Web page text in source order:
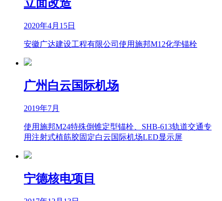
立面改造
2020年4月15日
安徽广达建设工程有限公司使用施邦M12化学锚栓
广州白云国际机场
2019年7月
使用施邦M24特殊倒锥定型锚栓、SHB-613轨道交通专
用注射式植筋胶固定白云国际机场LED显示屏
宁德核电项目